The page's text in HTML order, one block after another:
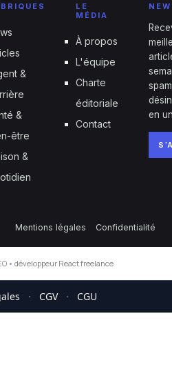
&
&
être
&
LE
MÉDIA
À propos
L'équipe
Charte
éditoriale
Contact
en
Mentions légales Confidentialité
• développeur React freelance
· CGV · CGU